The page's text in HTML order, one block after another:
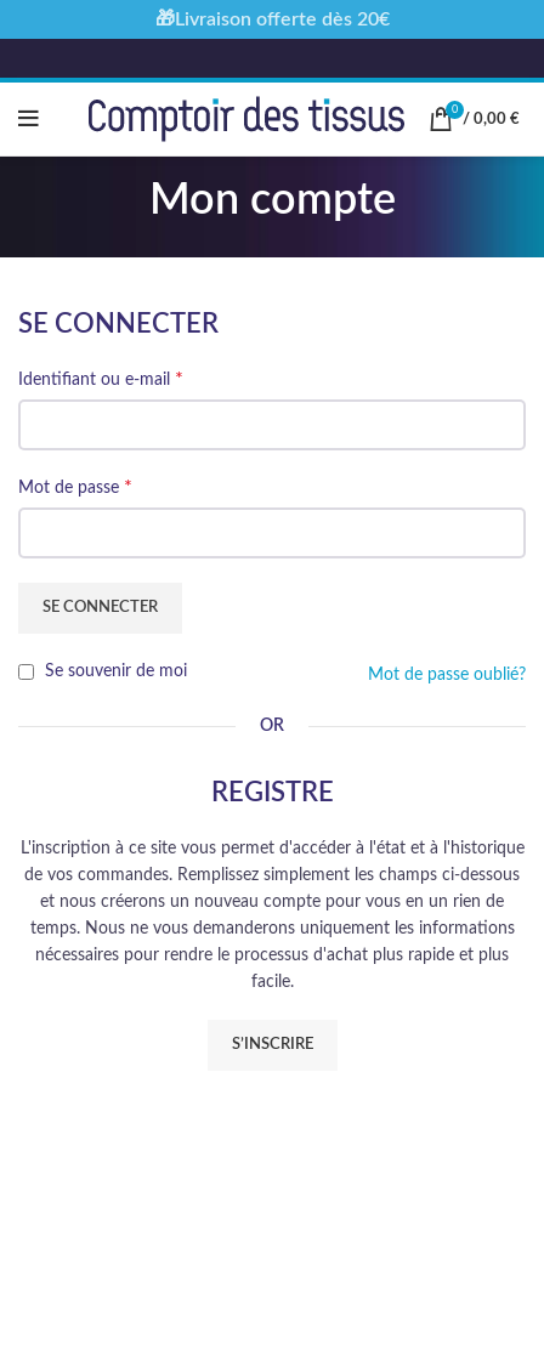
0
/ 0,00 €
Mon compte
SE CONNECTER
Identifiant ou e-mail *
Mot de passe *
SE CONNECTER
Mot de passe oublié?
Se souvenir de moi
OR
REGISTRE
L'inscription à ce site vous permet d'accéder à l'état et à l'historique
de vos commandes. Remplissez simplement les champs ci-dessous
et nous créerons un nouveau compte pour vous en un rien de
temps. Nous ne vous demanderons uniquement les informations
nécessaires pour rendre le processus d'achat plus rapide et plus
facile.
S’INSCRIRE
🎁Livraison offerte dès 20€